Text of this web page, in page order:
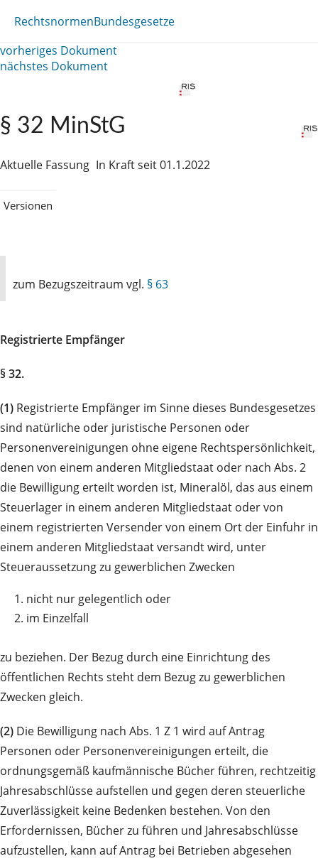
RechtsnormenBundesgesetze
vorheriges Dokument
nächstes Dokument
§ 32 MinStG
Aktuelle Fassung In Kraft seit 01.1.2022
Versionen
zum Bezugszeitraum vgl. § 63
Registrierte Empfänger
§ 32.
(1) Registrierte Empfänger im Sinne dieses Bundesgesetzes
sind natürliche oder juristische Personen oder
Personenvereinigungen ohne eigene Rechtspersönlichkeit,
denen von einem anderen Mitgliedstaat oder nach Abs. 2
die Bewilligung erteilt worden ist, Mineralöl, das aus einem
Steuerlager in einem anderen Mitgliedstaat oder von
einem registrierten Versender von einem Ort der Einfuhr in
einem anderen Mitgliedstaat versandt wird, unter
Steueraussetzung zu gewerblichen Zwecken
1. nicht nur gelegentlich oder
2. im Einzelfall
zu beziehen. Der Bezug durch eine Einrichtung des
öffentlichen Rechts steht dem Bezug zu gewerblichen
Zwecken gleich.
(2) Die Bewilligung nach Abs. 1 Z 1 wird auf Antrag
Personen oder Personenvereinigungen erteilt, die
ordnungsgemäß kaufmännische Bücher führen, rechtzeitig
Jahresabschlüsse aufstellen und gegen deren steuerliche
Zuverlässigkeit keine Bedenken bestehen. Von den
Erfordernissen, Bücher zu führen und Jahresabschlüsse
aufzustellen, kann auf Antrag bei Betrieben abgesehen